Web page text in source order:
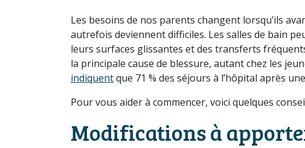
Les besoins de nos parents changent lorsqu’ils
autrefois deviennent difficiles. Les salles de bain
leurs surfaces glissantes et des transferts
la principale cause de blessure, autant chez les
indiquentque 71 % des séjours à l’hôpital après
Pour vous aider à commencer, voici quelques
Modifications à